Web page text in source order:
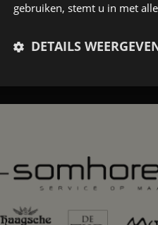
gebruiken, stemt u in met
DETAILS